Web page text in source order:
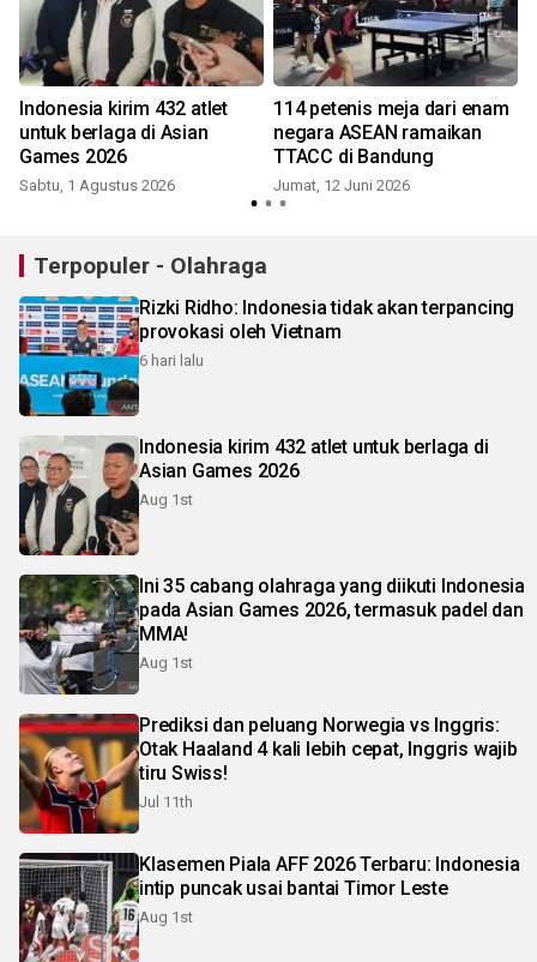
Indonesia kirim 432 atlet
untuk berlaga di Asian
Games 2026
Sabtu, 1 Agustus 2026
114 petenis meja dari enam
negara ASEAN ramaikan
TTACC di Bandung
Jumat, 12 Juni 2026
Terpopuler - Olahraga
Rizki Ridho: Indonesia tidak akan terpancing
provokasi oleh Vietnam
6 hari lalu
Indonesia kirim 432 atlet untuk berlaga di
Asian Games 2026
Aug 1st
Ini 35 cabang olahraga yang diikuti Indonesia
pada Asian Games 2026, termasuk padel dan
MMA!
Aug 1st
Prediksi dan peluang Norwegia vs Inggris:
Otak Haaland 4 kali lebih cepat, Inggris wajib
tiru Swiss!
Jul 11th
Klasemen Piala AFF 2026 Terbaru: Indonesia
intip puncak usai bantai Timor Leste
Aug 1st